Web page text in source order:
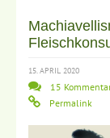
15. APRIL 2020
15
Permalink